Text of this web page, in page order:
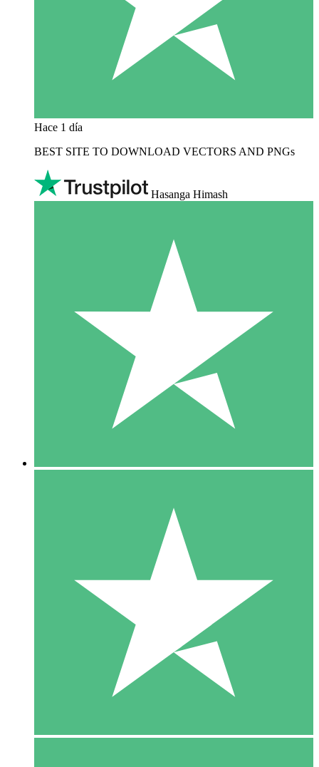
Hace 1 día
BEST SITE TO DOWNLOAD VECTORS AND PNGs
Hasanga Himash